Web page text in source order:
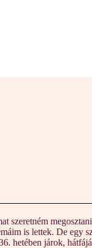
szeretném
is lettek. De
hetében járok,